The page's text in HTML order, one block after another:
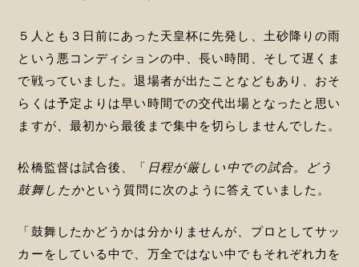
５人とも３日前にあった天皇杯に先発し、土砂降りの雨
という悪コンディションの中、長い時間、そして遅くま
で戦っていました。退場者が出たことなどもあり、おそ
らくは予定よりは早い時間での交代出場となったと思い
ますが、最初から最後まで集中を切らしませんでした。
松橋監督は試合後、「 日程が厳しい中での試合。どう
鼓舞したかという質問に次のように答えていました。
「鼓舞したかどうかは分かりませんが、プロとしてサッ
カーをしている中で、万全ではない中でもそれぞれ力を